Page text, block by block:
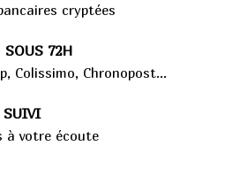
cryptées
72H
Colissimo, Chronopost...
à votre écoute